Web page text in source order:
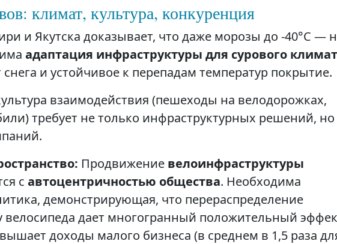
климат, культура, конкуренция
и Якутска доказывает, что даже морозы до -40°C —
адаптация инфраструктуры для сурового
снега и устойчивое к перепадам температур покрытие.
взаимодействия (пешеходы на велодорожках,
требует не только инфраструктурных решений,
Продвижение велоинфраструктуры
с автоцентричностью общества. Необходима
демонстрирующая, что перераспределение
велосипеда дает многогранный положительный
доходы малого бизнеса (в среднем в 1,5 раза